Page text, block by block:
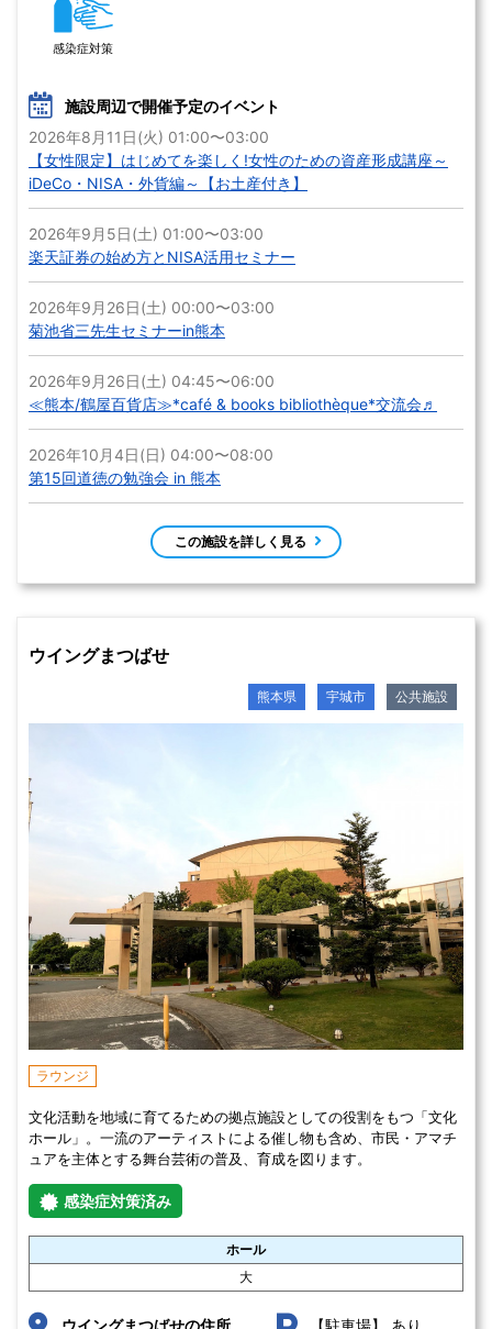
感染症対策
施設周辺で開催予定のイベント
2026年8月11日(火) 01:00〜03:00
【女性限定】はじめてを楽しく!女性のための資産形成講座～
iDeCo・NISA・外貨編～【お土産付き】
2026年9月5日(土) 01:00〜03:00
楽天証券の始め方とNISA活用セミナー
2026年9月26日(土) 00:00〜03:00
菊池省三先生セミナーin熊本
2026年9月26日(土) 04:45〜06:00
≪熊本/鶴屋百貨店≫*café & books bibliothèque*交流会♬
2026年10月4日(日) 04:00〜08:00
第15回道徳の勉強会 in 熊本
この施設を詳しく見る
ウイングまつばせ
熊本県 宇城市 公共施設
ラウンジ
文化活動を地域に育てるための拠点施設としての役割をもつ「文化
ホール」。一流のアーティストによる催し物も含め、市民・アマチ
ュアを主体とする舞台芸術の普及、育成を図ります。
感染症対策済み
ホール
大
ウイングまつばせの住所 【駐車場】 あり